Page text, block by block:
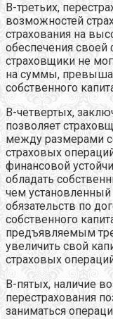
В-третьих,
возможностей
страхования на
обеспечения своей
страховщики не
на суммы,
собственного
В-четвертых,
позволяет
между размерами
страховых
финансовой
обладать
чем
обязательств по
собственного
предъявляемым
увеличить свой
страховых
В-пятых, наличие
перестрахования
заниматься